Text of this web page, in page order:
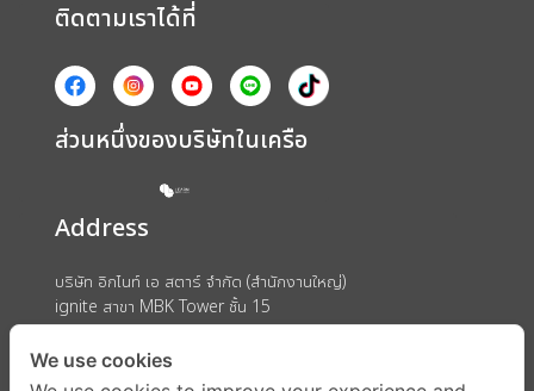
ติดตามเราได้ที่
ส่วนหนึ่งของบริษัทในเครือ
Address
บริษัท อิกไนท์ เอ สตาร์ จำกัด (สำนักงานใหญ่)
ignite สาขา MBK Tower ชั้น 15
ถนนพญาไท แขวงวังใหม่ เขตปทุมวัน กรุงเทพมหานคร 10330
We use cookies